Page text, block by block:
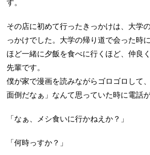
す。
その店に初めて行ったきっかけは、大学
っかけでした。大学の帰り道で会った時
ほど一緒に夕飯を食べに行くほど、仲良
先輩です。
僕が家で漫画を読みながらゴロゴロして
面倒だなぁ」なんて思っていた時に電話
「なぁ、メシ食いに行かねえか？」
「何時っすか？」